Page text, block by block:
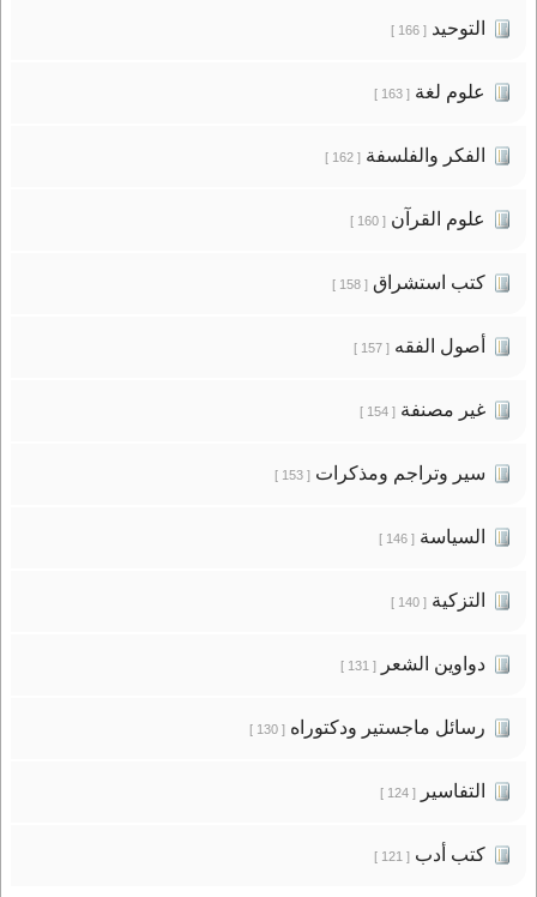
التوحيد[ 166 ]
علوم لغة[ 163 ]
الفكر والفلسفة[ 162 ]
علوم القرآن[ 160 ]
كتب استشراق[ 158 ]
أصول الفقه[ 157 ]
غير مصنفة[ 154 ]
سير وتراجم ومذكرات[ 153 ]
السياسة[ 146 ]
التزكية[ 140 ]
دواوين الشعر[ 131 ]
رسائل ماجستير ودكتوراه[ 130 ]
التفاسير[ 124 ]
كتب أدب[ 121 ]